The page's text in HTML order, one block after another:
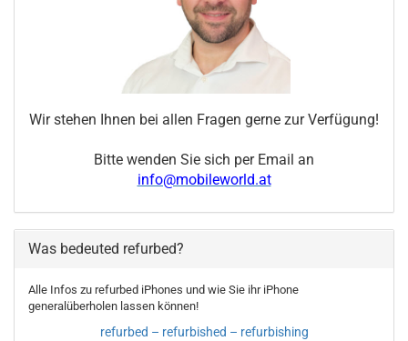
Wir stehen Ihnen bei allen Fragen gerne zur Verfügung!
Bitte wenden Sie sich per Email an
info@mobileworld.at
Was bedeuted refurbed?
Alle Infos zu refurbed iPhones und wie Sie ihr iPhone
generalüberholen lassen können!
refurbed – refurbished – refurbishing